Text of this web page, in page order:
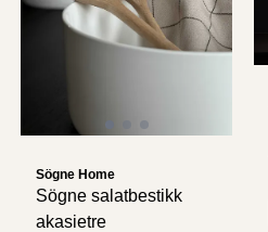
Sögne Home
Sögne salatbestikk
akasietre